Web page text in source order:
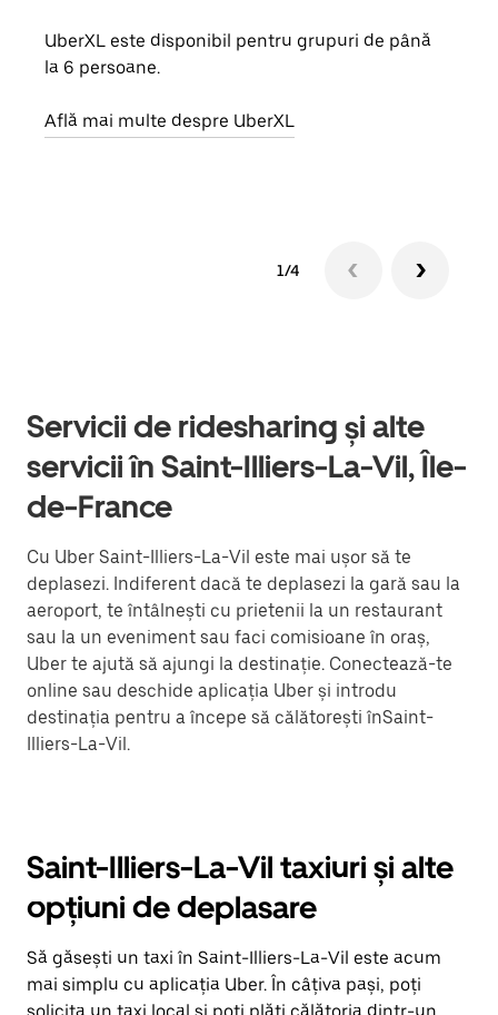
UberXL este disponibil pentru grupuri de până
la 6 persoane.
Află mai multe despre UberXL
1/4
Servicii de ridesharing și alte
servicii în Saint-Illiers-La-Vil, Île-
de-France
Cu Uber Saint-Illiers-La-Vil este mai ușor să te
deplasezi. Indiferent dacă te deplasezi la gară sau la
aeroport, te întâlnești cu prietenii la un restaurant
sau la un eveniment sau faci comisioane în oraș,
Uber te ajută să ajungi la destinație. Conectează-te
online sau deschide aplicația Uber și introdu
destinația pentru a începe să călătorești înSaint-
Illiers-La-Vil.
Saint-Illiers-La-Vil taxiuri și alte
opțiuni de deplasare
Să găsești un taxi în Saint-Illiers-La-Vil este acum
mai simplu cu aplicația Uber. În câțiva pași, poți